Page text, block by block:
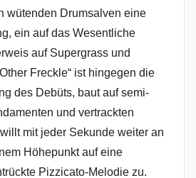
wütenden Drumsalven eine
ein auf das Wesentliche
auf Supergrass und
Freckle“ ist hingegen die
des Debüts, baut auf semi-
und vertrackten
mit jeder Sekunde weiter an
Höhepunkt auf eine
Pizzicato-Melodie zu.